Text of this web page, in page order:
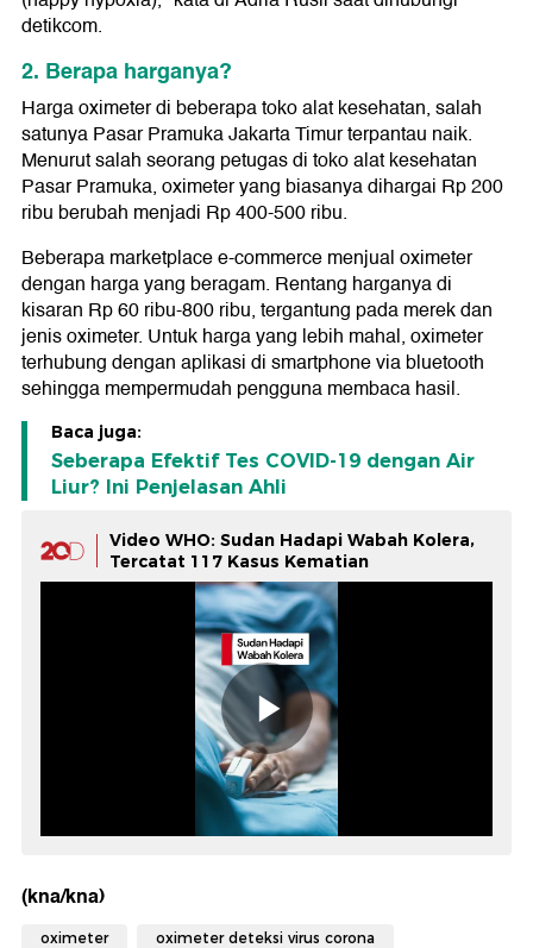
detikcom.
2. Berapa harganya?
Harga oximeter di beberapa toko alat kesehatan, salah
satunya Pasar Pramuka Jakarta Timur terpantau naik.
Menurut salah seorang petugas di toko alat kesehatan
Pasar Pramuka, oximeter yang biasanya dihargai Rp 200
ribu berubah menjadi Rp 400-500 ribu.
Beberapa marketplace e-commerce menjual oximeter
dengan harga yang beragam. Rentang harganya di
kisaran Rp 60 ribu-800 ribu, tergantung pada merek dan
jenis oximeter. Untuk harga yang lebih mahal, oximeter
terhubung dengan aplikasi di smartphone via bluetooth
sehingga mempermudah pengguna membaca hasil.
Baca juga:
Seberapa Efektif Tes COVID-19 dengan Air
Liur? Ini Penjelasan Ahli
Video WHO: Sudan Hadapi Wabah Kolera,
Tercatat 117 Kasus Kematian
(kna/kna)
oximeter oximeter deteksi virus corona